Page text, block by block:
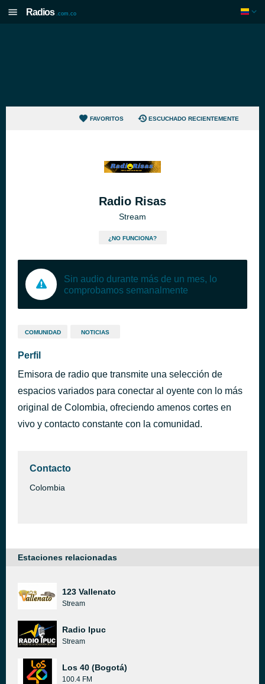
Radios .com.co
FAVORITOS ESCUCHADO RECIENTEMENTE
Radio Risas
Stream
¿NO FUNCIONA?
Sin audio durante más de un mes, lo
comprobamos semanalmente
COMUNIDAD NOTICIAS
Perfil
Emisora de radio que transmite una selección de
espacios variados para conectar al oyente con lo más
original de Colombia, ofreciendo amenos cortes en
vivo y contacto constante con la comunidad.
Contacto
Colombia
Estaciones relacionadas
123 Vallenato
Stream
Radio Ipuc
Stream
Los 40 (Bogotá)
100.4 FM